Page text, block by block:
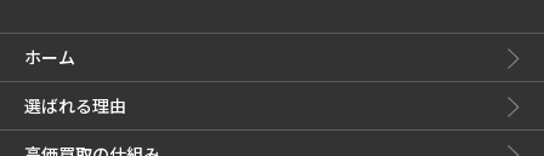
ホーム
選ばれる理由